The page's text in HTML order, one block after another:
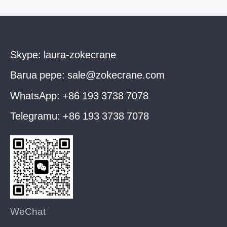
Skype: laura-zokecrane
Barua pepe: sale@zokecrane.com
WhatsApp: +86 193 3738 7078
Telegramu: +86 193 3738 7078
WeChat